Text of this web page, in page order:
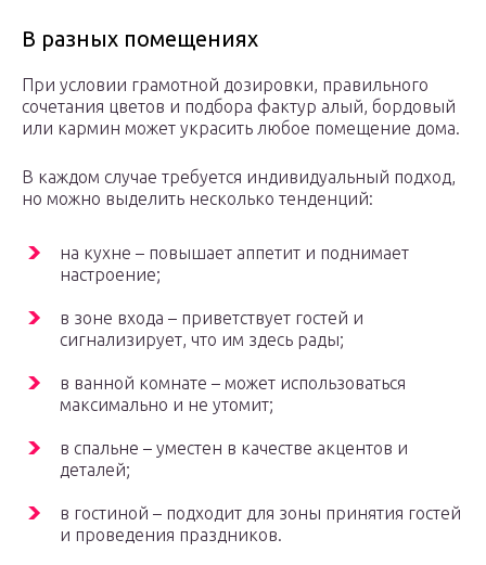
В разных помещениях
При условии грамотной дозировки, правильного
сочетания цветов и подбора фактур алый, бордовый
или кармин может украсить любое помещение дома.
В каждом случае требуется индивидуальный подход,
но можно выделить несколько тенденций:
на кухне – повышает аппетит и поднимает
настроение;
в зоне входа – приветствует гостей и
сигнализирует, что им здесь рады;
в ванной комнате – может использоваться
максимально и не утомит;
в спальне – уместен в качестве акцентов и
деталей;
в гостиной – подходит для зоны принятия гостей
и проведения праздников.